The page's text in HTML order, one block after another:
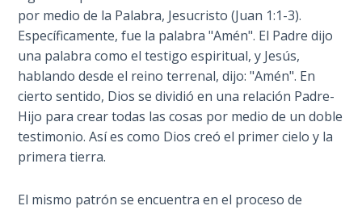
Prophet
of the
Ages -
Book 2
Prophet
of the
Ages -
por medio de la Palabra, Jesucristo (Juan 1:1-3).
Específicamente, fue la palabra "Amén". El Padre dijo
una palabra como el testigo espiritual, y Jesús,
hablando desde el reino terrenal, dijo: "Amén". En
cierto sentido, Dios se dividió en una relación Padre-
Hijo para crear todas las cosas por medio de un doble
testimonio. Así es como Dios creó el primer cielo y la
primera tierra.
El mismo patrón se encuentra en el proceso de